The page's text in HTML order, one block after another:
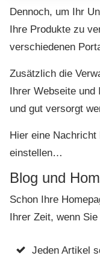
Dennoch, um Ihr
Ihre Produkte zu
verschiedenen
Zusätzlich die
Ihrer Webseite und
und gut versorgt
Hier eine Nachricht
einstellen…
Blog und
Schon Ihre
Ihrer Zeit, wenn
Jeden Artikel